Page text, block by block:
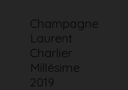
Champagne
Laurent
Charlier
Millésime
2019